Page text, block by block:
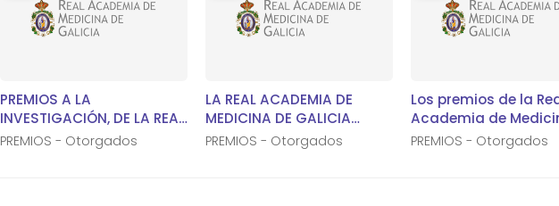
PREMIOS A LA
INVESTIGACIÓN, DE LA REAL
ACADEMIA DE MEDICINA DE
PREMIOS - Otorgados
LA REAL ACADEMIA DE
MEDICINA DE GALICIA
CONCEDE LOS PREMIOS DE
LA CONVOCATORIA DEL
PREMIOS - Otorgados
Los premios de la
Academia de
Galicia del año 2020
sido declarados
PREMIOS - Otorgados